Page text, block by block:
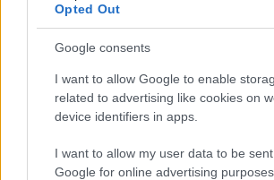
Opted Out
Google consents
I want to allow Google to enable
related to advertising like cookies on
device identifiers in apps.
I want to allow my user data to be
Google for online advertising purposes.
Név
E-mail cím
Feliratkozom a hírlevélre és
szabályzatot!